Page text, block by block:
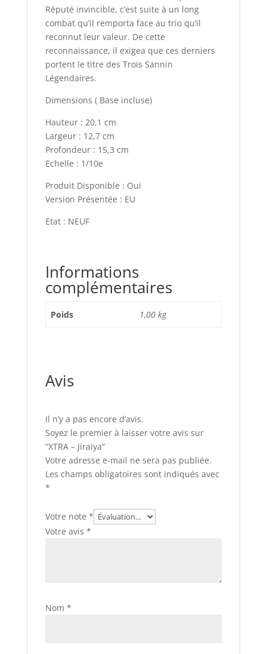
Réputé invincible, c’est suite à un long
combat qu’il remporta face au trio qu’il
reconnut leur valeur. De cette
reconnaissance, il exigea que ces derniers
portent le titre des Trois Sannin
Légendaires.
Dimensions ( Base incluse)
Hauteur : 20,1 cm
Largeur : 12,7 cm
Profondeur : 15,3 cm
Echelle : 1/10e
Produit Disponible : Oui
Version Présentée : EU
Etat : NEUF
Informations
complémentaires
Poids 1,00 kg
Avis
Il n’y a pas encore d’avis.
Soyez le premier à laisser votre avis sur
“XTRA – Jiraiya”
Votre adresse e-mail ne sera pas publiée.
Les champs obligatoires sont indiqués avec
*
Votre note *
Votre avis *
Nom *